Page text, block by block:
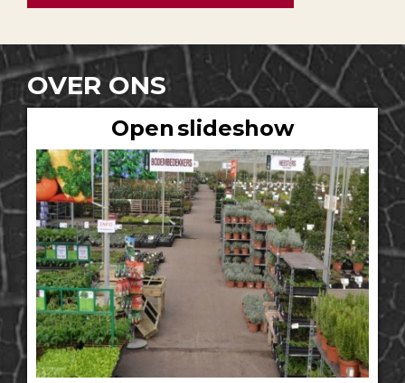
OVER ONS
Open slideshow